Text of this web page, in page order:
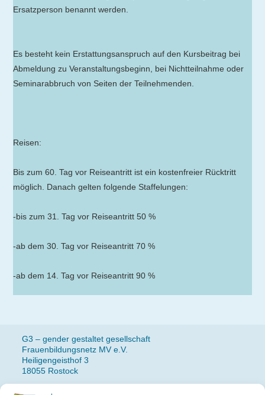
Ersatzperson benannt werden.
Es besteht kein Erstattungsanspruch auf den Kursbeitrag bei
Abmeldung zu Veranstaltungsbeginn, bei Nichtteilnahme oder
Seminarabbruch von Seiten der Teilnehmenden.
Reisen:
Bis zum 60. Tag vor Reiseantritt ist ein kostenfreier Rücktritt
möglich. Danach gelten folgende Staffelungen:
-bis zum 31. Tag vor Reiseantritt 50 %
-ab dem 30. Tag vor Reiseantritt 70 %
-ab dem 14. Tag vor Reiseantritt 90 %
G3 – gender gestaltet gesellschaft
Frauenbildungsnetz MV e.V.
Heiligengeisthof 3
18055 Rostock